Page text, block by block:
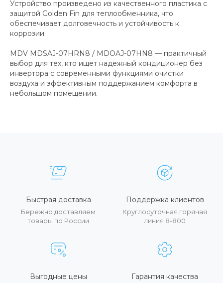
Устройство произведено из качественного пластика с
защитой Golden Fin для теплообменника, что
обеспечивает долговечность и устойчивость к
коррозии.
MDV MDSAJ-07HRN8 / MDOAJ-07HN8 — практичный
выбор для тех, кто ищет надежный кондиционер без
инвертора с современными функциями очистки
воздуха и эффективным поддержанием комфорта в
небольшом помещении.
Быстрая доставка
Бережно доставляем
товары по России
Поддержка клиентов
Круглосуточная горячая
линия 8-800
Выгодные цены Гарантия качества